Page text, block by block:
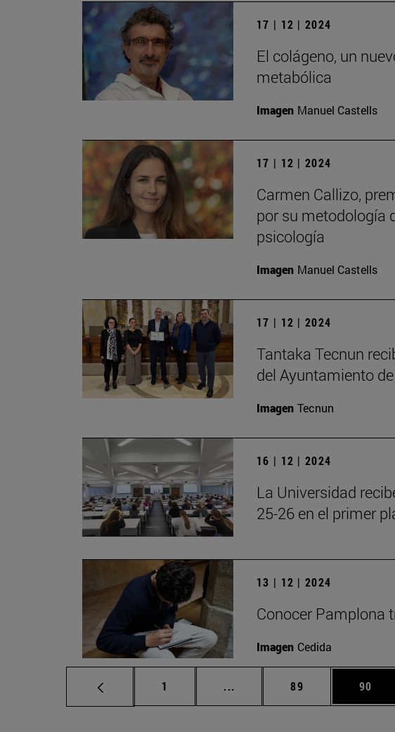
17 | 12 | 2024
El colágeno, un
metabólica
Imagen Manuel Castells
17 | 12 | 2024
Carmen Callizo,
por su metodología
psicología
Imagen Manuel Castells
17 | 12 | 2024
Tantaka Tecnun
del Ayuntamiento
Imagen Tecnun
16 | 12 | 2024
La Universidad
25-26 en el primer
13 | 12 | 2024
Conocer Pamplona
Imagen Cedida
Página
1 ... Páginas intermedias Use TAB
Página
89 Página
90